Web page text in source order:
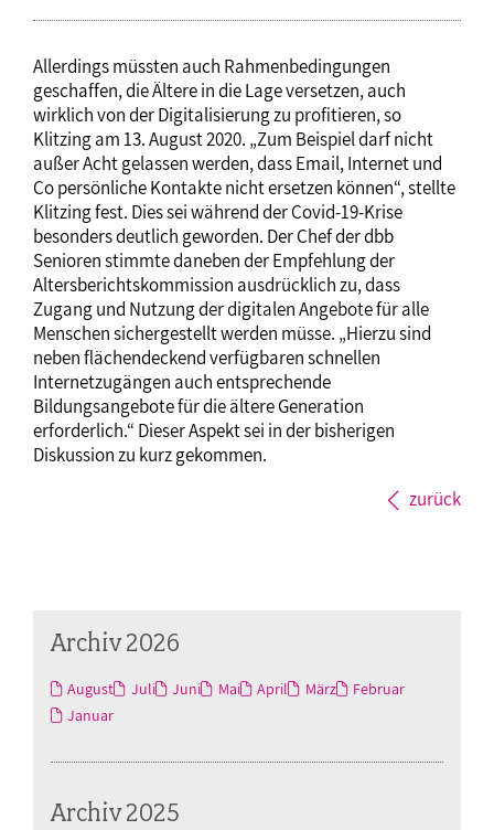
Allerdings müssten auch Rahmenbedingungen
geschaffen, die Ältere in die Lage versetzen, auch
wirklich von der Digitalisierung zu profitieren, so
Klitzing am 13. August 2020. „Zum Beispiel darf nicht
außer Acht gelassen werden, dass Email, Internet und
Co persönliche Kontakte nicht ersetzen können“, stellte
Klitzing fest. Dies sei während der Covid-19-Krise
besonders deutlich geworden. Der Chef der dbb
Senioren stimmte daneben der Empfehlung der
Altersberichtskommission ausdrücklich zu, dass
Zugang und Nutzung der digitalen Angebote für alle
Menschen sichergestellt werden müsse. „Hierzu sind
neben flächendeckend verfügbaren schnellen
Internetzugängen auch entsprechende
Bildungsangebote für die ältere Generation
erforderlich.“ Dieser Aspekt sei in der bisherigen
Diskussion zu kurz gekommen.
zurück
Archiv 2026
August Juli Juni Mai April März
Februar
Januar
Archiv 2025